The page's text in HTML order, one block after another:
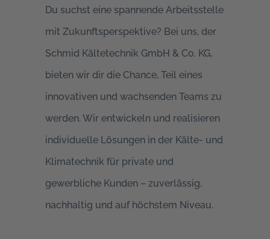
Du suchst eine spannende Arbeitsstelle
mit Zukunftsperspektive? Bei uns, der
Schmid Kältetechnik GmbH & Co. KG,
bieten wir dir die Chance, Teil eines
innovativen und wachsenden Teams zu
werden. Wir entwickeln und realisieren
individuelle Lösungen in der Kälte- und
Klimatechnik für private und
gewerbliche Kunden – zuverlässig,
nachhaltig und auf höchstem Niveau.